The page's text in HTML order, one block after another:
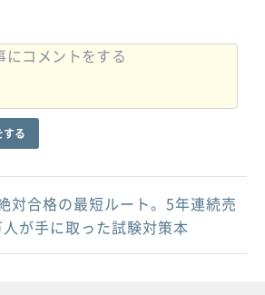
する
対合格の最短ルート。5年連続売
が手に取った試験対策本